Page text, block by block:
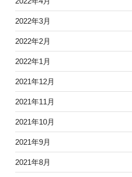
2022年3月
2022年2月
2022年1月
2021年12月
2021年11月
2021年10月
2021年9月
2021年8月